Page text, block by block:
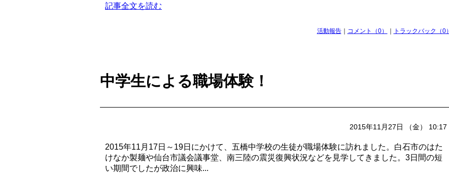
記事全文を読む
活動報告｜ コメント（0） トラックバック（0）
中学生による職場体験！
2015年11月27日 （金） 10:17
2015年11月17日～19日にかけて、五橋中学校の生徒が職場体験に訪れました。白石市のはた
けなか製麺や仙台市議会議事堂、南三陸の震災復興状況などを見学してきました。3日間の短
い期間でしたが政治に興味...